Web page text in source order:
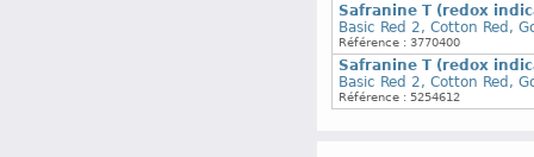
Safranine T (redox
Basic Red 2, Cotton Red,
Référence : 3770400
Safranine T (redox
Basic Red 2, Cotton Red,
Référence : 5254612